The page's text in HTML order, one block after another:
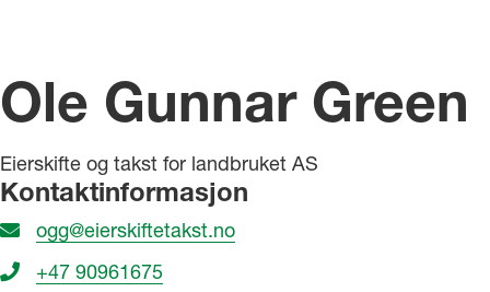
Ole Gunnar Green
Eierskifte og takst for landbruket AS
Kontaktinformasjon
ogg@eierskiftetakst.no
+47 90961675